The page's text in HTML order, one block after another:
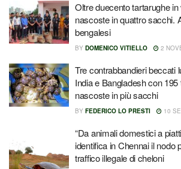
Oltre duecento tartarughe in
nascoste in quattro sacchi.
bengalesi
BY DOMENICO VITIELLO 2
Tre contrabbandieri beccati
India e Bangladesh con
nascoste in più sacchi
BY FEDERICO LO PRESTI 10
“Da animali domestici a
identifica in Chennai il nodo
traffico illegale di cheloni